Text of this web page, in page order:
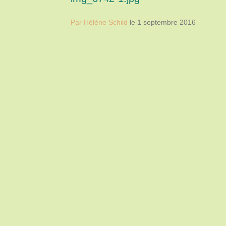
Par Hélène Schild le 1 septembre 2016